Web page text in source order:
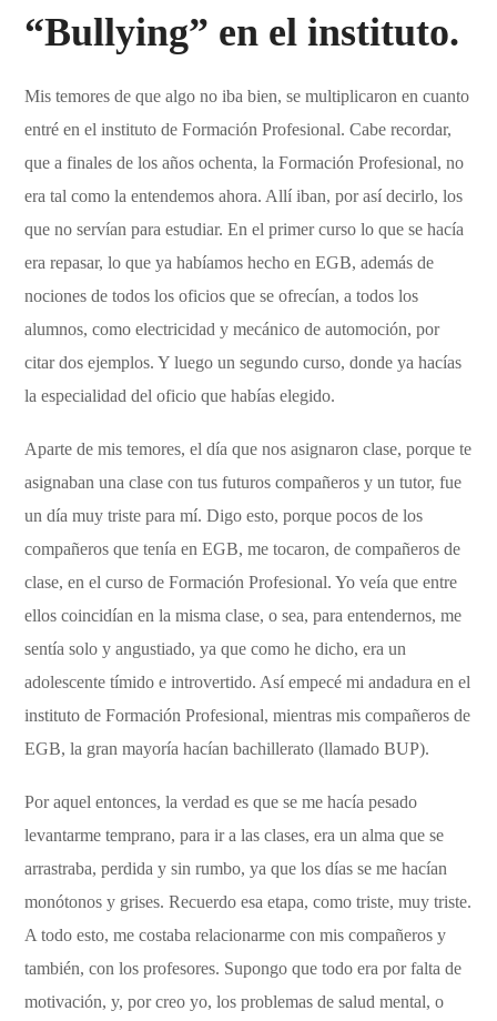
“Bullying” en el instituto.
Mis temores de que algo no iba bien, se multiplicaron en cuanto
entré en el instituto de Formación Profesional. Cabe recordar,
que a finales de los años ochenta, la Formación Profesional, no
era tal como la entendemos ahora. Allí iban, por así decirlo, los
que no servían para estudiar. En el primer curso lo que se hacía
era repasar, lo que ya habíamos hecho en EGB, además de
nociones de todos los oficios que se ofrecían, a todos los
alumnos, como electricidad y mecánico de automoción, por
citar dos ejemplos. Y luego un segundo curso, donde ya hacías
la especialidad del oficio que habías elegido.
Aparte de mis temores, el día que nos asignaron clase, porque te
asignaban una clase con tus futuros compañeros y un tutor, fue
un día muy triste para mí. Digo esto, porque pocos de los
compañeros que tenía en EGB, me tocaron, de compañeros de
clase, en el curso de Formación Profesional. Yo veía que entre
ellos coincidían en la misma clase, o sea, para entendernos, me
sentía solo y angustiado, ya que como he dicho, era un
adolescente tímido e introvertido. Así empecé mi andadura en el
instituto de Formación Profesional, mientras mis compañeros de
EGB, la gran mayoría hacían bachillerato (llamado BUP).
Por aquel entonces, la verdad es que se me hacía pesado
levantarme temprano, para ir a las clases, era un alma que se
arrastraba, perdida y sin rumbo, ya que los días se me hacían
monótonos y grises. Recuerdo esa etapa, como triste, muy triste.
A todo esto, me costaba relacionarme con mis compañeros y
también, con los profesores. Supongo que todo era por falta de
motivación, y, por creo yo, los problemas de salud mental, o